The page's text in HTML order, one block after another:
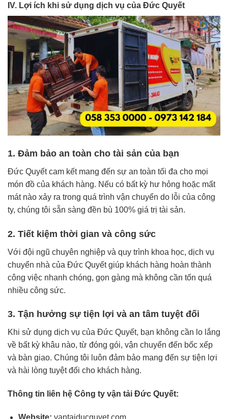
IV. Lợi ích khi sử dụng dịch vụ của Đức Quyết
1. Đảm bảo an toàn cho tài sản của bạn
Đức Quyết cam kết mang đến sự an toàn tối đa cho mọi
món đồ của khách hàng. Nếu có bất kỳ hư hỏng hoặc mất
mát nào xảy ra trong quá trình vận chuyển do lỗi của công
ty, chúng tôi sẵn sàng đền bù 100% giá trị tài sản.
2. Tiết kiệm thời gian và công sức
Với đội ngũ chuyên nghiệp và quy trình khoa học, dịch vụ
chuyển nhà của Đức Quyết giúp khách hàng hoàn thành
công việc nhanh chóng, gọn gàng mà không cần tốn quá
nhiều công sức.
3. Tận hưởng sự tiện lợi và an tâm tuyệt đối
Khi sử dụng dịch vụ của Đức Quyết, bạn không cần lo lắng
về bất kỳ khâu nào, từ đóng gói, vận chuyển đến bốc xếp
và bàn giao. Chúng tôi luôn đảm bảo mang đến sự tiện lợi
và hài lòng tuyệt đối cho khách hàng.
Thông tin liên hệ Công ty vận tải Đức Quyết:
Website: vantaiducquyet.com